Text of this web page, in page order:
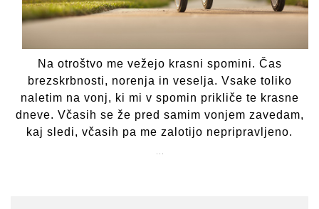
Na otroštvo me vežejo krasni spomini. Čas
brezskrbnosti, norenja in veselja. Vsake toliko
naletim na vonj, ki mi v spomin prikliče te krasne
dneve. Včasih se že pred samim vonjem zavedam,
kaj sledi, včasih pa me zalotijo nepripravljeno.
…